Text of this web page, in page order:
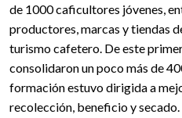
de 1000 caficultores jóvenes,
productores, marcas y tiendas
turismo cafetero. De este
consolidaron un poco más de
formación estuvo dirigida a
recolección, beneficio y